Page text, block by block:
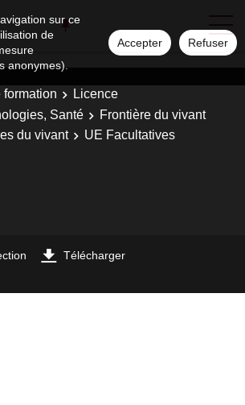
sur ce
de
anonymes).
Accepter Refuser
formation
Licence
Santé
Frontière du vivant
du vivant
UE Facultatives
Télécharger